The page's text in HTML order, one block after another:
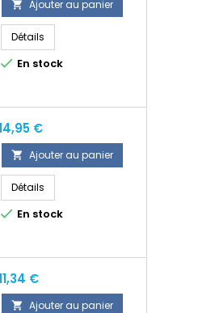
 Ajouter au panier
Détails
 En stock
€
 Ajouter au panier
Détails
 En stock
€
 Ajouter au panier